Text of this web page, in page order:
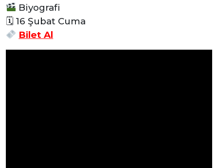
Biyografi
🗓 16 Şubat Cuma
Bilet Al